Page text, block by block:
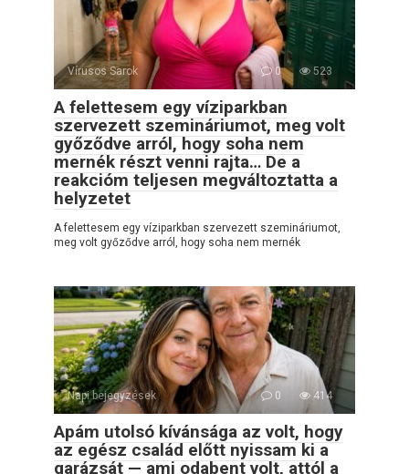
Vírusos Sarok 0 523
A felettesem egy víziparkban
szervezett szemináriumot, meg volt
győződve arról, hogy soha nem
mernék részt venni rajta… De a
reakcióm teljesen megváltoztatta a
helyzetet
A felettesem egy víziparkban szervezett szemináriumot,
meg volt győződve arról, hogy soha nem mernék
Napi bejegyzések 0 414
Apám utolsó kívánsága az volt, hogy
az egész család előtt nyissam ki a
garázsát — ami odabent volt, attól a